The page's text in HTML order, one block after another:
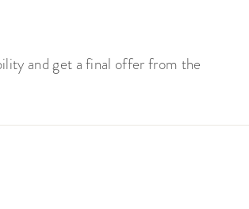
and get a final offer from the